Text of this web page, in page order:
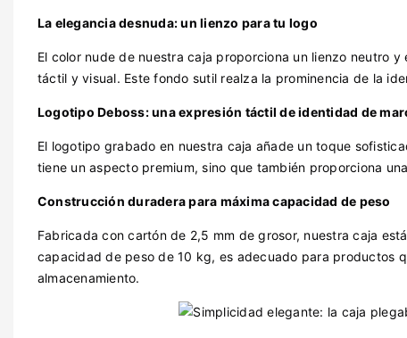
La elegancia desnuda: un lienzo para tu logo
El color nude de nuestra caja proporciona un lienzo neutro
táctil y visual. Este fondo sutil realza la prominencia de la
Logotipo Deboss: una expresión táctil de identidad de
El logotipo grabado en nuestra caja añade un toque
tiene un aspecto premium, sino que también proporciona
Construcción duradera para máxima capacidad de peso
Fabricada con cartón de 2,5 mm de grosor, nuestra caja
capacidad de peso de 10 kg, es adecuado para productos
almacenamiento.